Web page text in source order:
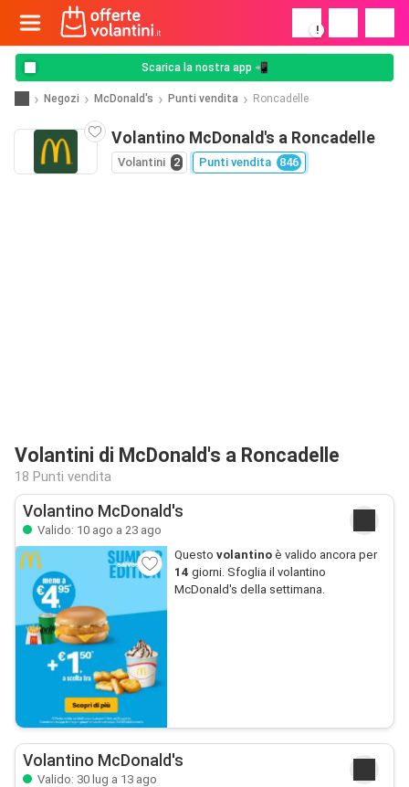
!
Scarica la nostra app 📲
Negozi McDonald's Punti vendita Roncadelle
Volantino McDonald's a Roncadelle
Volantini 2 Punti vendita 846
Volantini di McDonald's a Roncadelle
18 Punti vendita
Volantino McDonald's
Valido: 10 ago a 23 ago
Questo volantinoè valido ancora per
14 giorni. Sfoglia il volantino
McDonald's della settimana.
Volantino McDonald's
Valido: 30 lug a 13 ago